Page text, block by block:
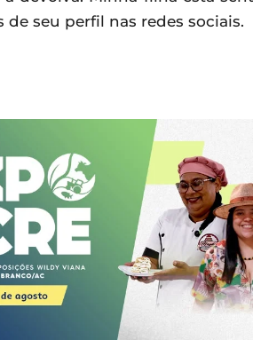
de seu perfil nas redes sociais.